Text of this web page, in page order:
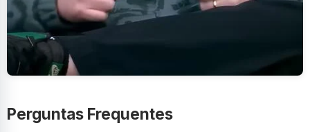
Perguntas Frequentes